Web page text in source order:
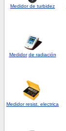
Medidor de turbidez
Medidor de radiación
Medidorresist. electrica